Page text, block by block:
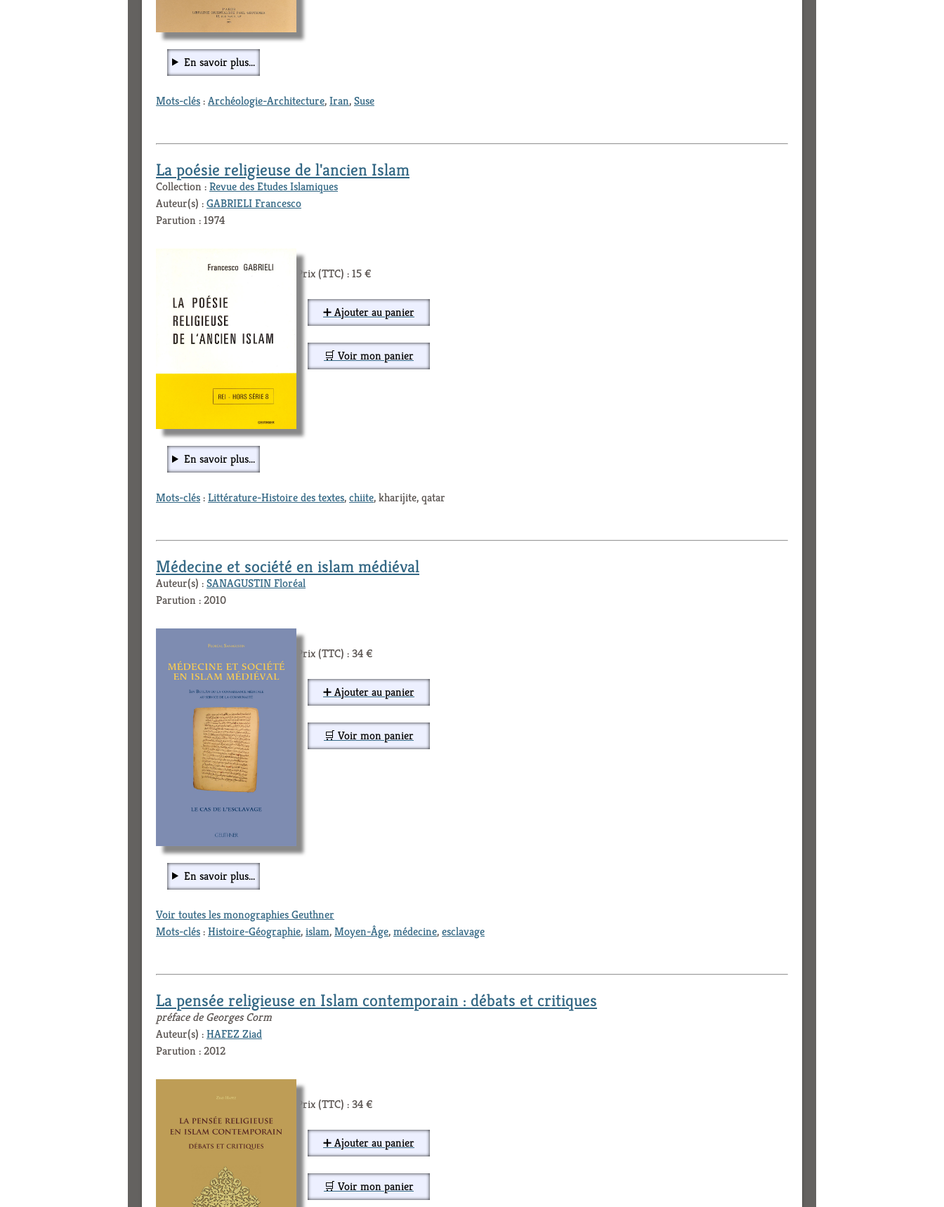
En savoir plus...
Mots-clés:Archéologie-Architecture,Iran,Suse
La poésie religieuse de l'ancien Islam
Collection :Revue des Etudes Islamiques
Auteur(s) :GABRIELI Francesco
Parution : 1974
Prix (TTC) : 15 €
➕ Ajouter au panier
🛒 Voir mon panier
En savoir plus...
Mots-clés:Littérature-Histoire des textes,chiite, kharijite, qatar
Médecine et société en islam médiéval
Auteur(s) :SANAGUSTIN Floréal
Parution : 2010
Prix (TTC) : 34 €
➕ Ajouter au panier
🛒 Voir mon panier
En savoir plus...
Voir toutes les monographies Geuthner
Mots-clés:Histoire-Géographie,islam,Moyen-Âge,médecine,esclavage
La pensée religieuse en Islam contemporain : débats et critiques
préface de Georges Corm
Auteur(s) :HAFEZ Ziad
Parution : 2012
Prix (TTC) : 34 €
➕ Ajouter au panier
🛒 Voir mon panier